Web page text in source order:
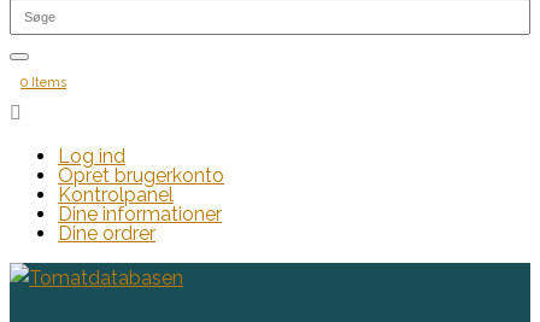
0 Items

Log ind
Opret brugerkonto
Kontrolpanel
Dine informationer
Dine ordrer